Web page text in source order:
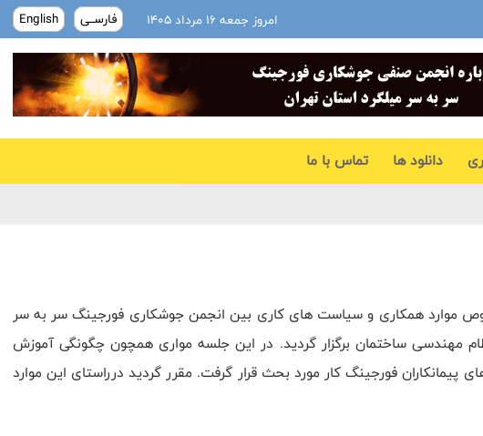
فارســی English امروز جمعه ۱۶ مرداد ۱۴۰۵
دانلود ها تماس با ما
اهداف انجمن و به منظور هماهنگی با سازمان نظام مهندسی ساختمان در جلسه مورخ ۳۰ بهمن ۱۴۰۰ در خصوص موارد همکاری و سیاست های کاری بین انجمن جوشکاری فورجینگ سر به سر
مهندسی ساختمان برگزار گردید. در این جلسه مواری همچون چگونگی آموزش
فورجینگ کار مورد بحث قرار گرفت. مقرر گردید درراستای این موارد